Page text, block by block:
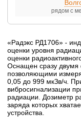
рядом с
«Радэкс РД1706» -
оценки уровня
оценки
Оснащен сразу двумя
позволяющими
0,05 до 999 мкЗв/ч.
вибросигнализации
радиации. Дозиметр
заряда которых
устройства.